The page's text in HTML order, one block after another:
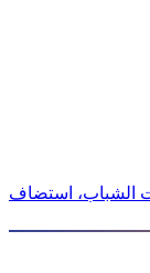
الشباب، استضاف